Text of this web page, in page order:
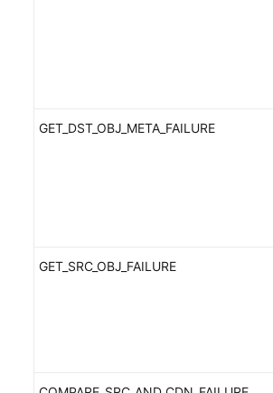
验
排
GET_DST_OBJ_META_FAILURE
GET_SRC_OBJ_FAILURE